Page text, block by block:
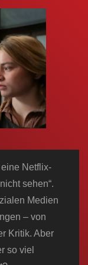
Netflix-
sehen“.
Medien
– von
Kritik. Aber
so viel